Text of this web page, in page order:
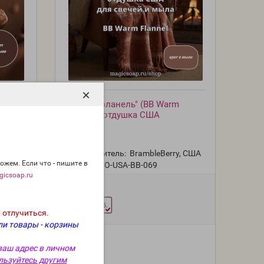
Если что - пишите в
товары - корзины
адрес в личном
другим
×
"Тёплая фланель" (BB Warm
Flannel) - отдушка США
Производитель: BrambleBerry, США
Модель:
FO-USA-BB-069
315 руб.